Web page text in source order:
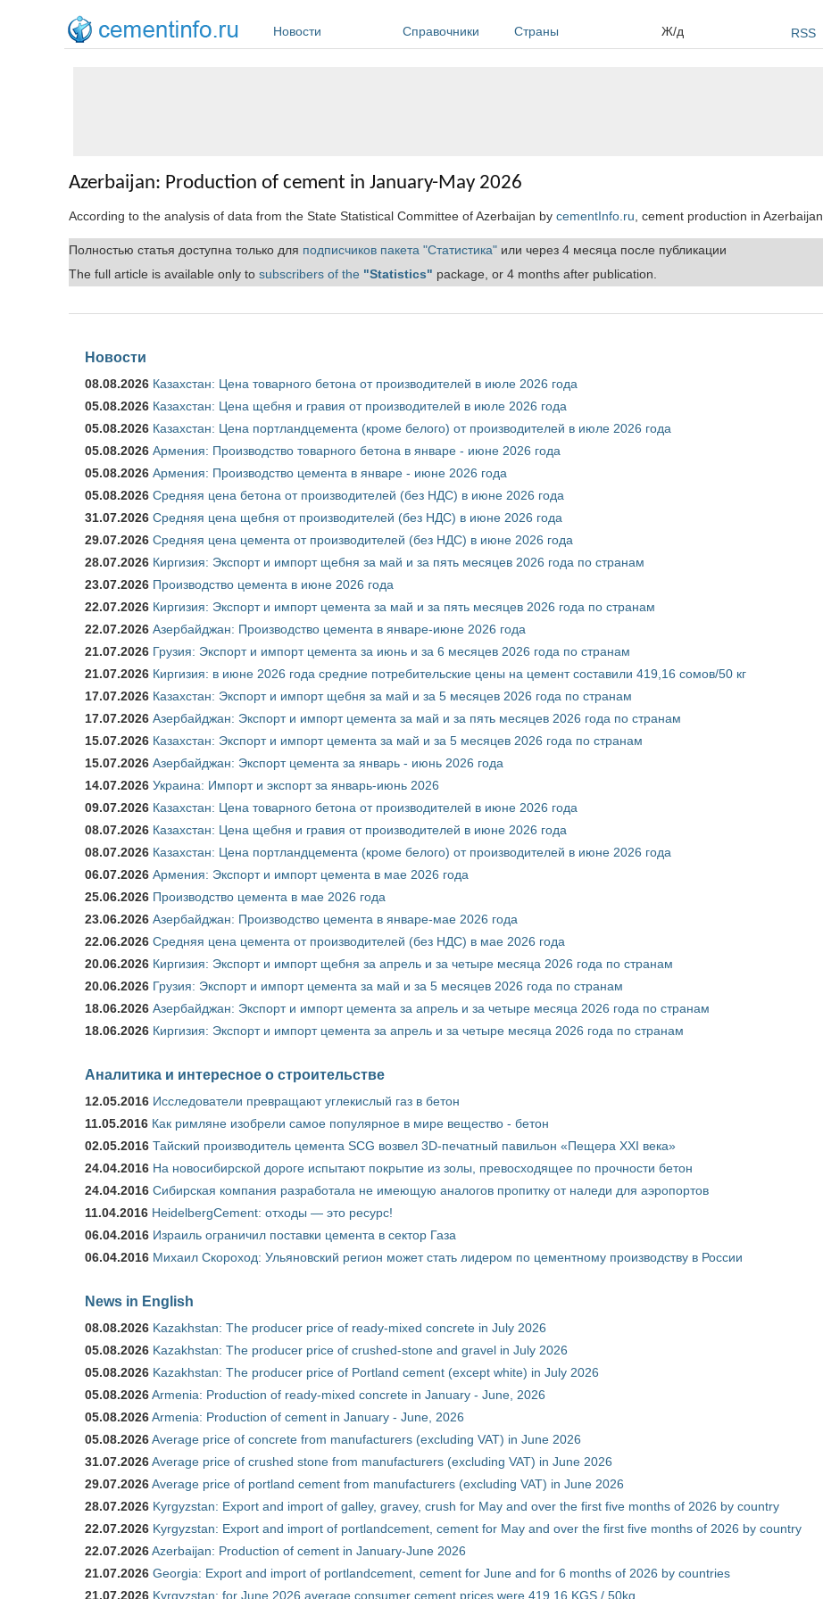
Новости
Справочники Страны Ж/д RSS
Azerbaijan: Production of cement in January-May 2026
According to the analysis of data from the State Statistical Committee of Azerbaijan by cementInfo.ru , cement production in Azerbaijan
Полностью статья доступна только для подписчиков пакета "Статистика" или через 4 месяца после публикации
The full article is available only to subscribers of the "Statistics" package, or 4 months after publication.
Новости
08.08.2026 Казахстан: Цена товарного бетона от производителей в июле 2026 года
05.08.2026 Казахстан: Цена щебня и гравия от производителей в июле 2026 года
05.08.2026 Казахстан: Цена портландцемента (кроме белого) от производителей в июле 2026 года
05.08.2026 Армения: Производство товарного бетона в январе - июне 2026 года
05.08.2026 Армения: Производство цемента в январе - июне 2026 года
05.08.2026 Средняя цена бетона от производителей (без НДС) в июне 2026 года
31.07.2026 Средняя цена щебня от производителей (без НДС) в июне 2026 года
29.07.2026 Средняя цена цемента от производителей (без НДС) в июне 2026 года
28.07.2026 Киргизия: Экспорт и импорт щебня за май и за пять месяцев 2026 года по странам
23.07.2026 Производство цемента в июне 2026 года
22.07.2026 Киргизия: Экспорт и импорт цемента за май и за пять месяцев 2026 года по странам
22.07.2026 Азербайджан: Производство цемента в январе-июне 2026 года
21.07.2026 Грузия: Экспорт и импорт цемента за июнь и за 6 месяцев 2026 года по странам
21.07.2026 Киргизия: в июне 2026 года средние потребительские цены на цемент составили 419,16 сомов/50 кг
17.07.2026 Казахстан: Экспорт и импорт щебня за май и за 5 месяцев 2026 года по странам
17.07.2026 Азербайджан: Экспорт и импорт цемента за май и за пять месяцев 2026 года по странам
15.07.2026 Казахстан: Экспорт и импорт цемента за май и за 5 месяцев 2026 года по странам
15.07.2026 Азербайджан: Экспорт цемента за январь - июнь 2026 года
14.07.2026 Украина: Импорт и экспорт за январь-июнь 2026
09.07.2026 Казахстан: Цена товарного бетона от производителей в июне 2026 года
08.07.2026 Казахстан: Цена щебня и гравия от производителей в июне 2026 года
08.07.2026 Казахстан: Цена портландцемента (кроме белого) от производителей в июне 2026 года
06.07.2026 Армения: Экспорт и импорт цемента в мае 2026 года
25.06.2026 Производство цемента в мае 2026 года
23.06.2026 Азербайджан: Производство цемента в январе-мае 2026 года
22.06.2026 Средняя цена цемента от производителей (без НДС) в мае 2026 года
20.06.2026 Киргизия: Экспорт и импорт щебня за апрель и за четыре месяца 2026 года по странам
20.06.2026 Грузия: Экспорт и импорт цемента за май и за 5 месяцев 2026 года по странам
18.06.2026 Азербайджан: Экспорт и импорт цемента за апрель и за четыре месяца 2026 года по странам
18.06.2026 Киргизия: Экспорт и импорт цемента за апрель и за четыре месяца 2026 года по странам
Аналитика и интересное о строительстве
12.05.2016 Исследователи превращают углекислый газ в бетон
11.05.2016 Как римляне изобрели самое популярное в мире вещество - бетон
02.05.2016 Тайский производитель цемента SCG возвел 3D-печатный павильон «Пещера XXI века»
24.04.2016 На новосибирской дороге испытают покрытие из золы, превосходящее по прочности бетон
24.04.2016 Сибирская компания разработала не имеющую аналогов пропитку от наледи для аэропортов
11.04.2016 HeidelbergCement: отходы — это ресурс!
06.04.2016 Израиль ограничил поставки цемента в сектор Газа
06.04.2016 Михаил Скороход: Ульяновский регион может стать лидером по цементному производству в России
News in English
08.08.2026 Kazakhstan: The producer price of ready-mixed concrete in July 2026
05.08.2026 Kazakhstan: The producer price of crushed-stone and gravel in July 2026
05.08.2026 Kazakhstan: The producer price of Portland cement (except white) in July 2026
05.08.2026Armenia: Production of ready-mixed concrete in January - June, 2026
05.08.2026Armenia: Production of cement in January - June, 2026
05.08.2026Average price of concrete from manufacturers (excluding VAT) in June 2026
31.07.2026Average price of crushed stone from manufacturers (excluding VAT) in June 2026
29.07.2026Average price of portland cement from manufacturers (excluding VAT) in June 2026
28.07.2026 Kyrgyzstan: Export and import of galley, gravey, crush for May and over the first five months of 2026 by country
22.07.2026 Kyrgyzstan: Export and import of portlandcement, cement for May and over the first five months of 2026 by country
22.07.2026Azerbaijan: Production of cement in January-June 2026
21.07.2026 Georgia: Export and import of portlandcement, cement for June and for 6 months of 2026 by countries
21.07.2026 Kyrgyzstan: for June 2026 average consumer cement prices were 419.16 KGS / 50kg